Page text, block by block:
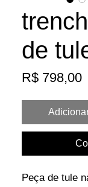
de
R$ 798,00
Peça de tule